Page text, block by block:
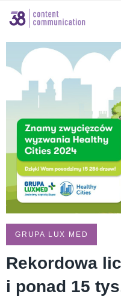
GRUPA LUX MED
Rekordowa
i ponad 15